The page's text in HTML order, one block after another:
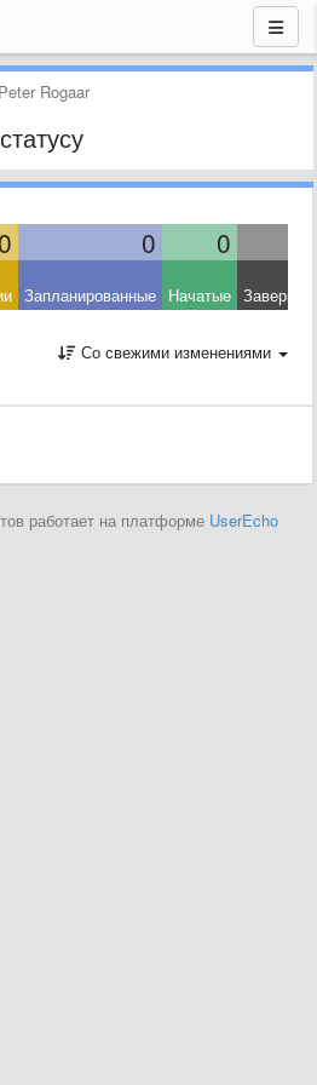
Peter Rogaar
0 0 0
Запланированные Начатые
Со свежими изменениями
работает на платформе UserEcho